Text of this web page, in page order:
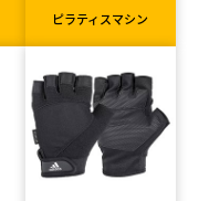
ピラティスマシン